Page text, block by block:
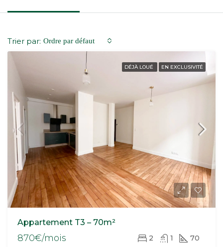
Trier par: Ordre par défaut
DÉJÀ LOUÉ EN EXCLUSIVITÉ
Appartement T3 – 70m²
870€/mois 2 1 70